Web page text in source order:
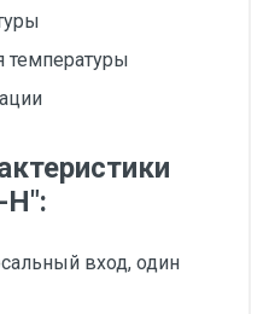
температуры
Н":
вход, один